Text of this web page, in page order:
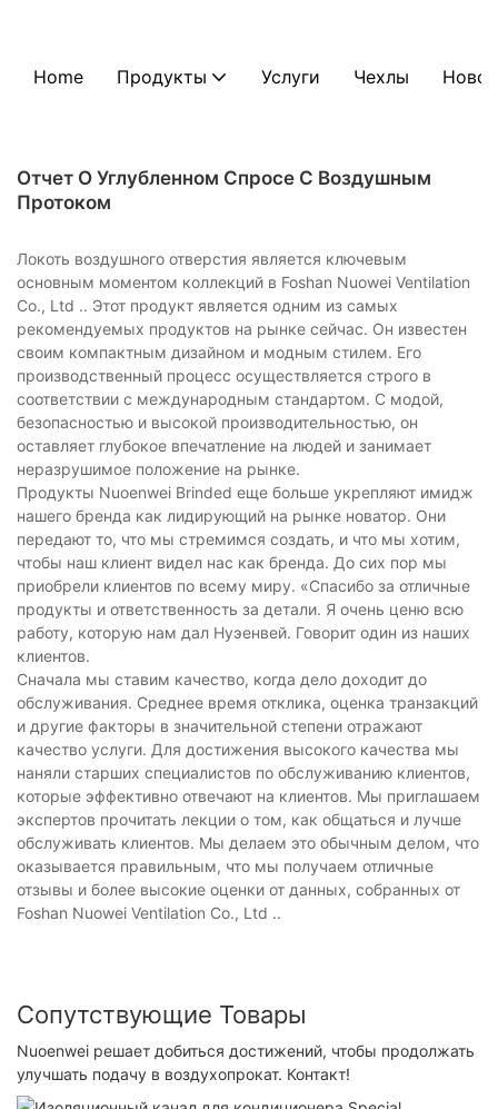
Home Продукты Услуги Чехлы
Отчет О Углубленном Спросе С Воздушным
Протоком
Локоть воздушного отверстия является ключевым
основным моментом коллекций в Foshan Nuowei Ventilation
Co., Ltd .. Этот продукт является одним из самых
рекомендуемых продуктов на рынке сейчас. Он известен
своим компактным дизайном и модным стилем. Его
производственный процесс осуществляется строго в
соответствии с международным стандартом. С модой,
безопасностью и высокой производительностью, он
оставляет глубокое впечатление на людей и занимает
неразрушимое положение на рынке.
Продукты Nuoenwei Brinded еще больше укрепляют имидж
нашего бренда как лидирующий на рынке новатор. Они
передают то, что мы стремимся создать, и что мы хотим,
чтобы наш клиент видел нас как бренда. До сих пор мы
приобрели клиентов по всему миру. «Спасибо за отличные
продукты и ответственность за детали. Я очень ценю всю
работу, которую нам дал Нуэенвей. Говорит один из наших
клиентов.
Сначала мы ставим качество, когда дело доходит до
обслуживания. Среднее время отклика, оценка транзакций
и другие факторы в значительной степени отражают
качество услуги. Для достижения высокого качества мы
наняли старших специалистов по обслуживанию клиентов,
которые эффективно отвечают на клиентов. Мы приглашаем
экспертов прочитать лекции о том, как общаться и лучше
обслуживать клиентов. Мы делаем это обычным делом, что
оказывается правильным, что мы получаем отличные
отзывы и более высокие оценки от данных, собранных от
Foshan Nuowei Ventilation Co., Ltd ..
Сопутствующие Товары
Nuoenwei решает добиться достижений, чтобы продолжать
улучшать подачу в воздухопрокат. Контакт!